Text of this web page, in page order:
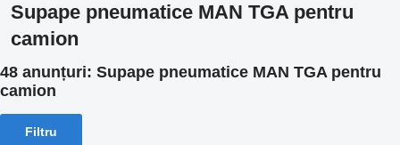
Supape pneumatice MAN TGA pentru
camion
48 anunțuri: Supape pneumatice MAN TGA pentru
camion
Filtru